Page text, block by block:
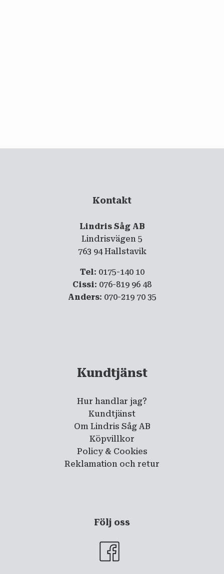
Kontakt
Lindris Såg AB
Lindrisvägen 5
763 94 Hallstavik
Tel: 0175-140 10
Cissi: 076-819 96 48
Anders: 070-219 70 35
Kundtjänst
Hur handlar jag?
Kundtjänst
Om Lindris Såg AB
Köpvillkor
Policy & Cookies
Reklamation och retur
Följ oss